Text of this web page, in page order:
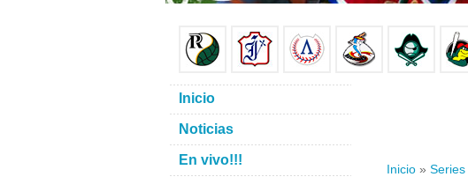
Inicio » Series
Inicio
Noticias
En vivo!!!